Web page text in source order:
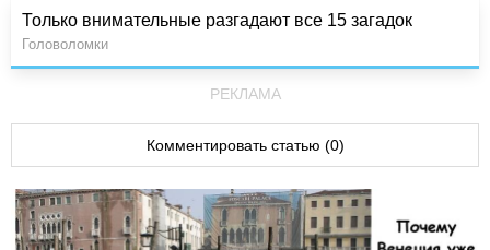
Только внимательные разгадают все 15 загадок
Головоломки
РЕКЛАМА
Комментировать статью (0)